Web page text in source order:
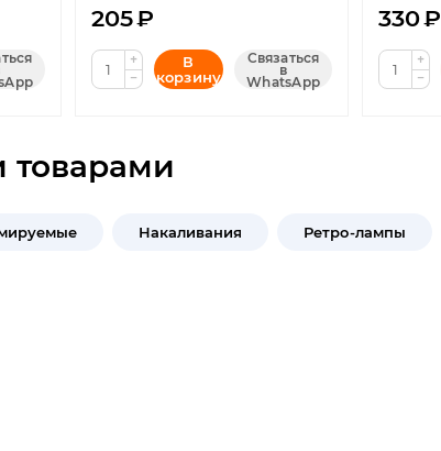
205₽
+
−
В
корзину
Связаться
в
WhatsApp
330₽
+
−
товарами
Накаливания Ретро-лампы